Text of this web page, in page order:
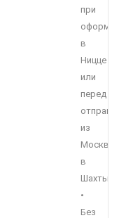
при
в
Ницце
или
перед
из
Москвы
в
Шахты.
•
Без